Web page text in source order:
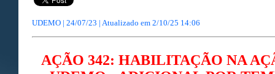
UDEMO | 24/07/23 | Atualizado em 2/10/25 14:06
AÇÃO 342: HABILITAÇÃO NA